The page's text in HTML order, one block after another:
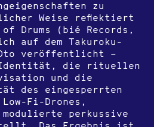
zu
Weise reflektiert
of Drums (bié Records,
auf dem Takuroku-
veröffentlicht –
Identität, die rituellen
und die
des eingesperrten
Fi-Drones,
modulierte perkussive